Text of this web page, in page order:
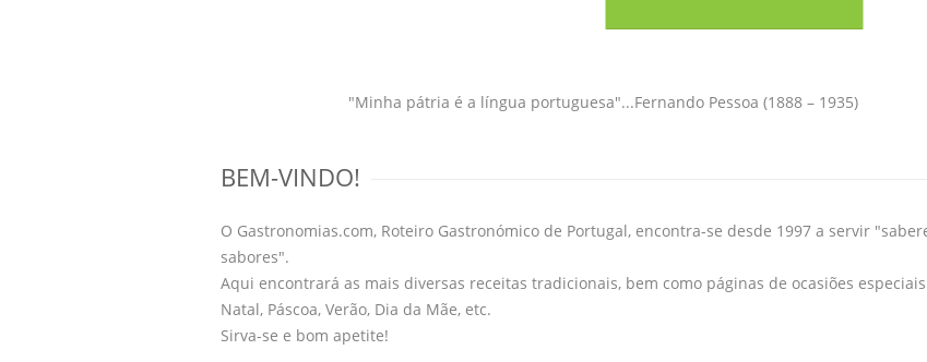
"Minha pátria é a língua portuguesa"...Fernando Pessoa (1888 – 1935)
BEM-VINDO!
O Gastronomias.com, Roteiro Gastronómico de Portugal, encontra-se desde 1997 a servir
sabores".
Aqui encontrará as mais diversas receitas tradicionais, bem como páginas de ocasiões
Natal, Páscoa, Verão, Dia da Mãe, etc.
Sirva-se e bom apetite!